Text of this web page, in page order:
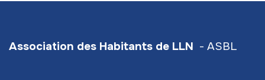
Association des Habitants de LLN - ASBL